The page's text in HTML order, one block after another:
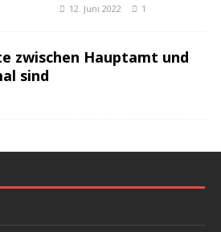
12. Juni 2022 1
zwischen Hauptamt und
sind